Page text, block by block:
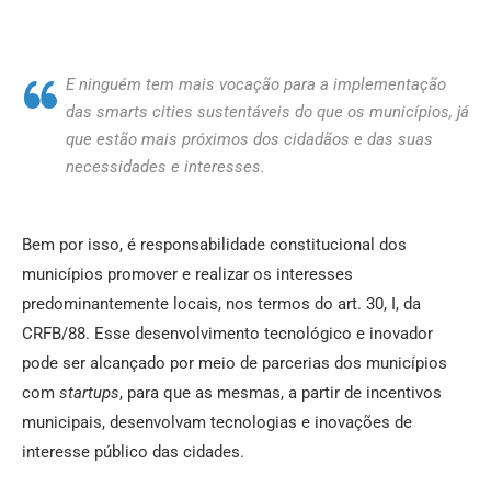
E ninguém tem mais vocação para a implementação
das smarts cities sustentáveis do que os municípios, já
que estão mais próximos dos cidadãos e das suas
necessidades e interesses.
Bem por isso, é responsabilidade constitucional dos
municípios promover e realizar os interesses
predominantemente locais, nos termos do art. 30, I, da
CRFB/88. Esse desenvolvimento tecnológico e inovador
pode ser alcançado por meio de parcerias dos municípios
com startups, para que as mesmas, a partir de incentivos
municipais, desenvolvam tecnologias e inovações de
interesse público das cidades.